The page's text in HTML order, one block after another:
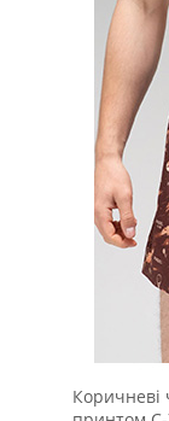
Коричневі